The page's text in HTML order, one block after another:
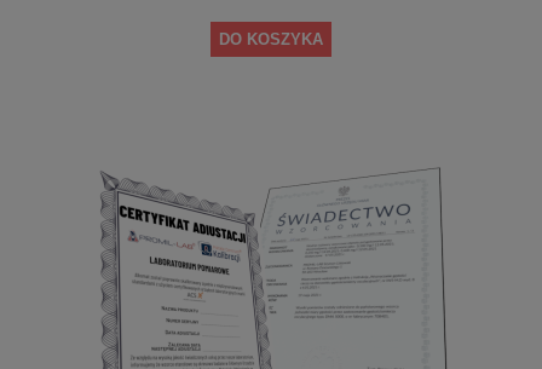
DO KOSZYKA